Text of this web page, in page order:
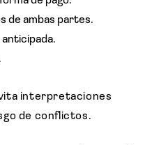
de ambas partes.
interpretaciones
de conflictos.